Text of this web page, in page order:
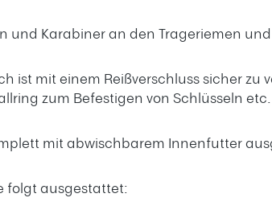
und Karabiner an den Trageriemen
ist mit einem Reißverschluss sicher
zum Befestigen von Schlüsseln etc.
mit abwischbarem Innenfutter
folgt ausgestattet: